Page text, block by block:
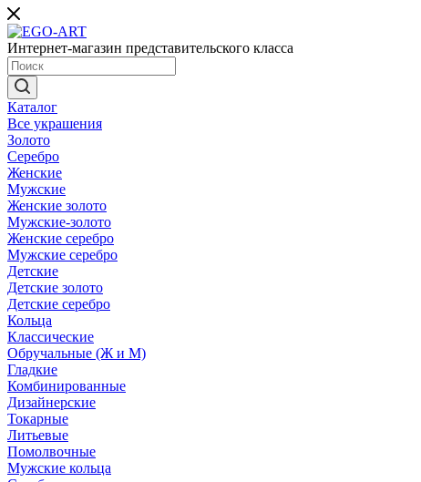
Интернет-магазин представительского класса
Каталог
Все украшения
Золото
Серебро
Женские
Мужские
Женские золото
Мужские-золото
Женские серебро
Мужские серебро
Детские
Детские золото
Детские серебро
Кольца
Классические
Обручальные (Ж и М)
Гладкие
Комбинированные
Дизайнерские
Токарные
Литьевые
Помолвочные
Мужские кольца